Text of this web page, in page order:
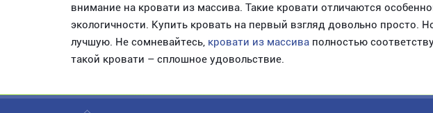
внимание на кровати из массива. Такие кровати отличаются
экологичности. Купить кровать на первый взгляд довольно просто.
лучшую. Не сомневайтесь, кровати из массива полностью
такой кровати – сплошное удовольствие.